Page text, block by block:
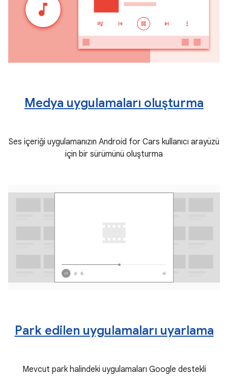
Medya uygulamaları oluşturma
Ses içeriği uygulamanızın Android for Cars kullanıcı arayüzü
için bir sürümünü oluşturma
Park edilen uygulamaları uyarlama
Mevcut park halindeki uygulamaları Google destekli